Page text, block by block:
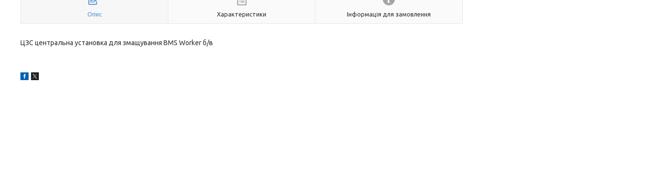
Опис Характеристики Інформація для замовлення
ЦЗС центральна установка для змащування BMS Worker б/в